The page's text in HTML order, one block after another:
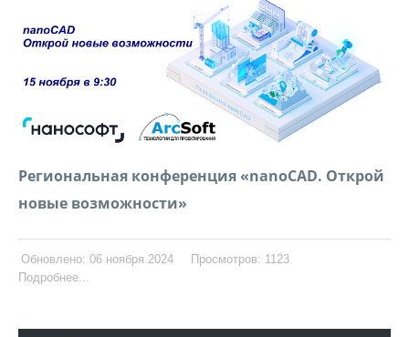
Региональная конференция «nanoCAD. Открой
новые возможности»
Обновлено: 06 ноября 2024
Просмотров: 1123
Подробнее...